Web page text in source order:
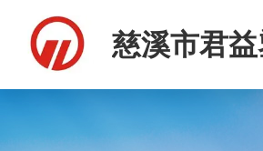
慈溪市君